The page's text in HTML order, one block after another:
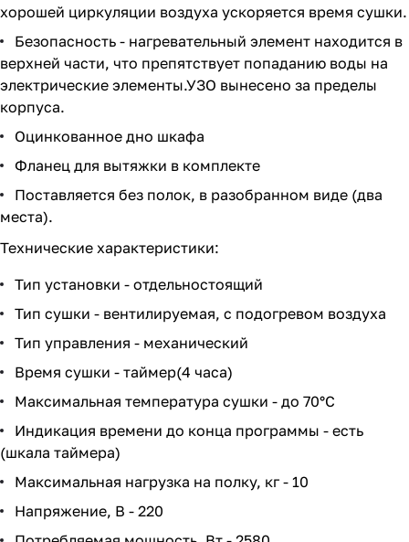
хорошей циркуляции воздуха ускоряется время сушки.
Безопасность - нагревательный элемент находится в
верхней части, что препятствует попаданию воды на
электрические элементы.УЗО вынесено за пределы
корпуса.
Оцинкованное дно шкафа
Фланец для вытяжки в комплекте
Поставляется без полок, в разобранном виде (два
места).
Технические характеристики:
Тип установки - отдельностоящий
Тип сушки - вентилируемая, с подогревом воздуха
Тип управления - механический
Время сушки - таймер(4 часа)
Максимальная температура сушки - до 70°С
Индикация времени до конца программы - есть
(шкала таймера)
Максимальная нагрузка на полку, кг - 10
Напряжение, В - 220